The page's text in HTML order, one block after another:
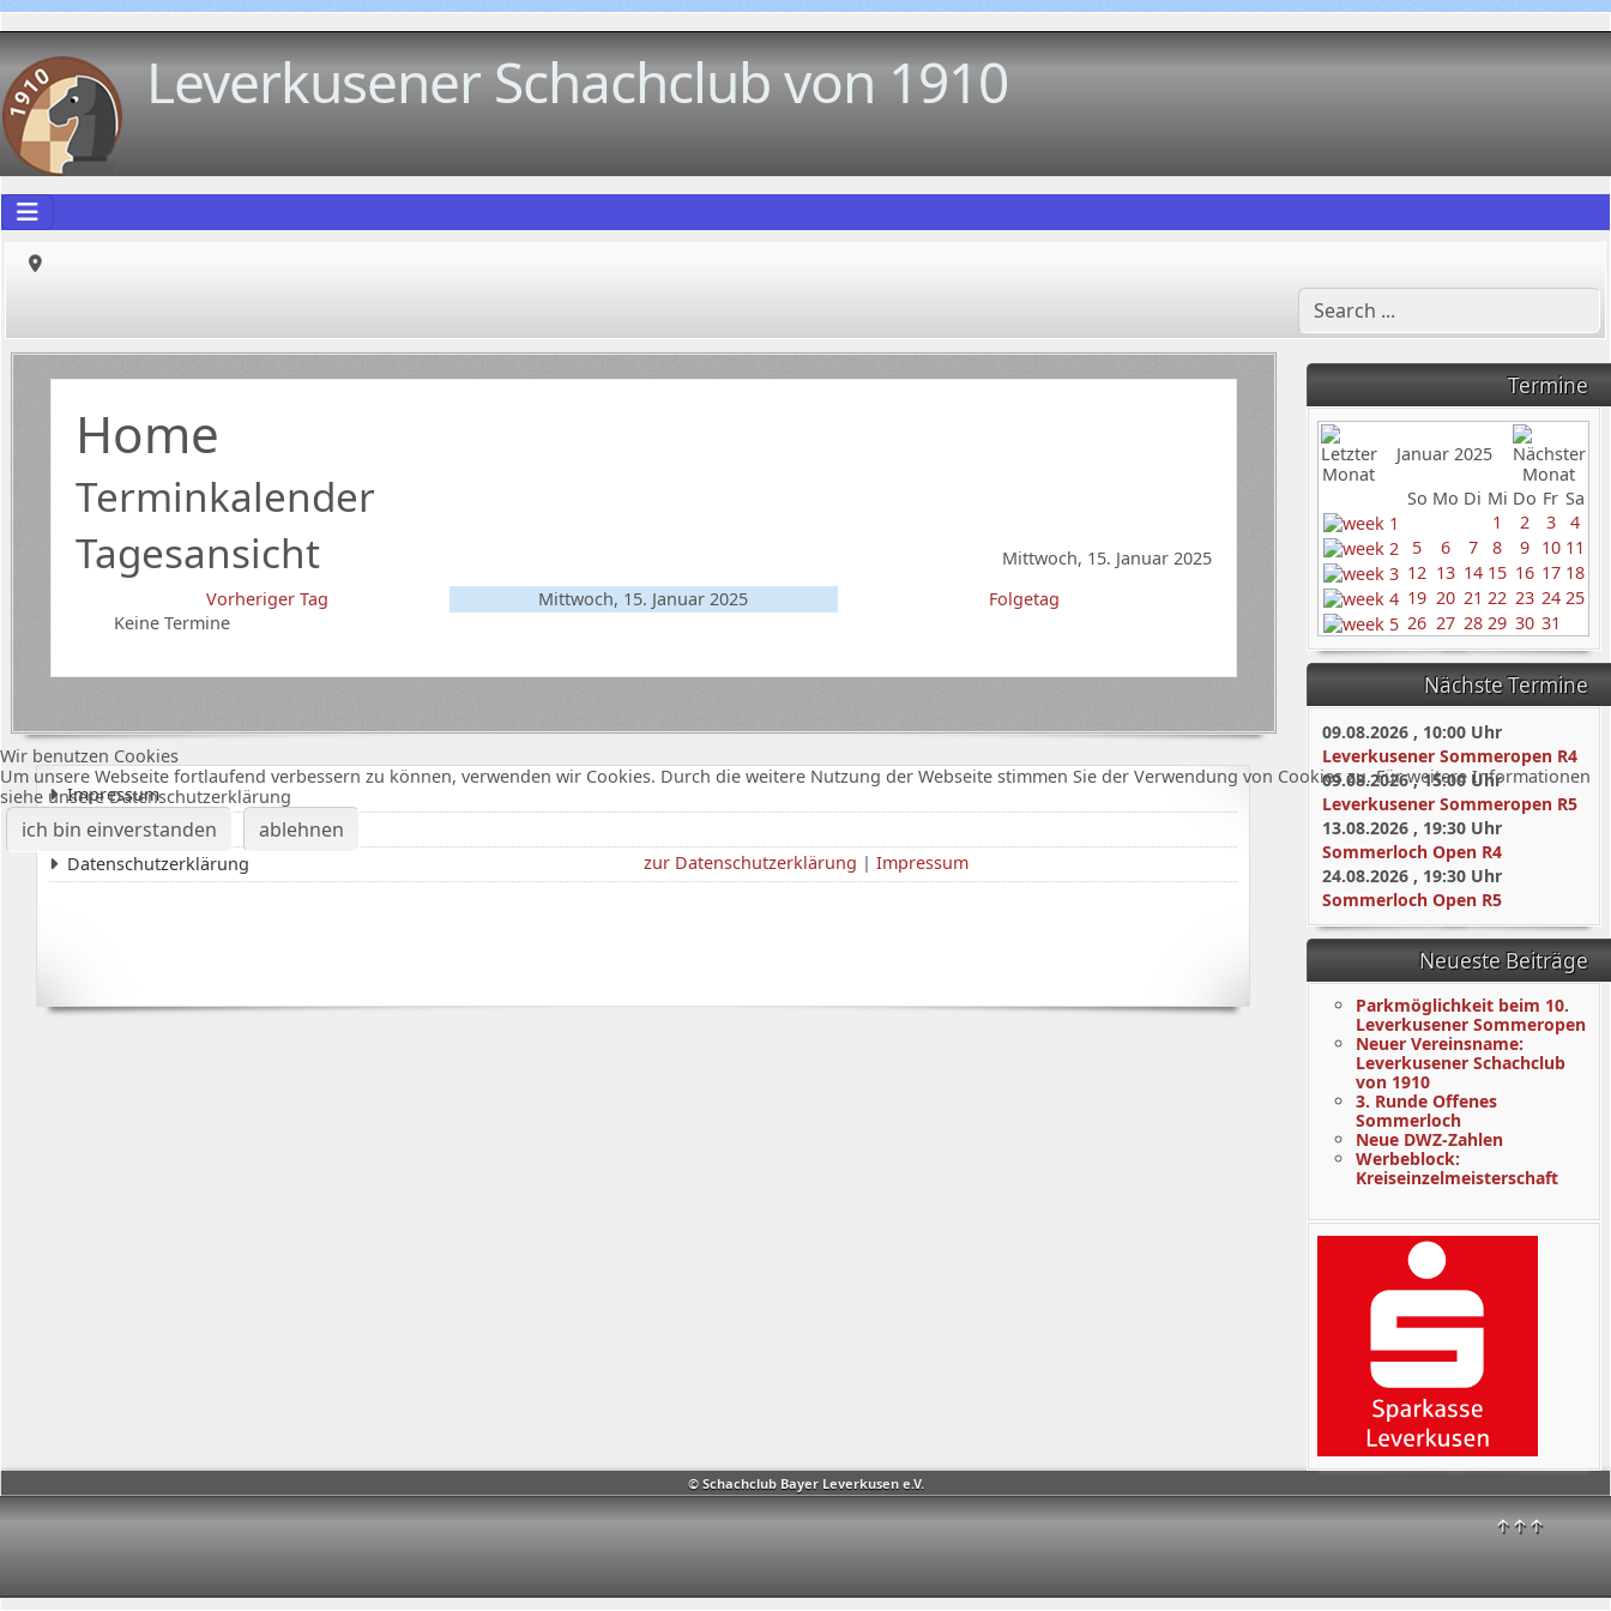
Leverkusener Schachclub von 1910
© Schachclub Bayer Leverkusen e.V.
↑↑↑
Termine
Januar 2025
So Mo Di Mi Do Fr Sa
1
2 3
4
5
6 7 8 9 10 11
12 13 14 15 16 17 18
19 20 21 22 23 24 25
26 27 28 29 30 31
Nächste Termine
09.08.2026, 10:00Uhr
Leverkusener Sommeropen R4
09.08.2026,15:00Uhr
Leverkusener Sommeropen R5
13.08.2026, 19:30Uhr
Sommerloch Open R4
24.08.2026, 19:30Uhr
Sommerloch Open R5
Neueste Beiträge
Parkmöglichkeit beim 10.
Leverkusener Sommeropen
Neuer Vereinsname:
Leverkusener Schachclub
von 1910
3. Runde Offenes
Sommerloch
Neue DWZ-Zahlen
Werbeblock:
Kreiseinzelmeisterschaft
Home
Terminkalender
Tagesansicht
Mittwoch, 15. Januar 2025
Vorheriger Tag
Mittwoch, 15. Januar 2025
Folgetag
Keine Termine
Impressum
Karte Bürgerhalle
Datenschutzerklärung
Wir benutzen Cookies
Um unsere Webseite fortlaufend verbessern zu können, verwenden wir Cookies. Durch die weitere Nutzung der Webseite stimmen Sie der Verwendung von Cookies zu. Für weitere Informationen
siehe unsere Datenschutzerklärung
ich bin einverstanden ablehnen
zur Datenschutzerklärung | Impressum